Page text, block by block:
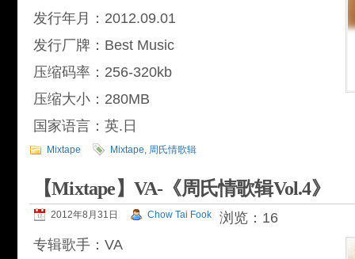
发行年月：2012.09.01
发行厂牌：Best Music
压缩码率：256-320kb
压缩大小：280MB
国家语言：英.日
Mixtape Mixtape, 周氏情歌辑
【Mixtape】VA-《周氏情歌辑Vol.4》
2012年8月31日 Chow Tai Fook
浏览：16
专辑歌手：VA